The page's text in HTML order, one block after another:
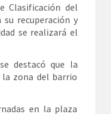
Clasificación del
recuperación y
se realizará el
destacó que la
zona del barrio
en la plaza